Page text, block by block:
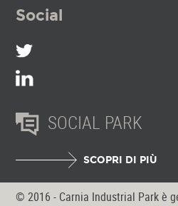
Social
SOCIAL PARK
SCOPRI DI PIÙ
© 2016 - Carnia Industrial Park è